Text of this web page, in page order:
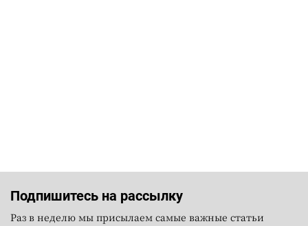
Подпишитесь на рассылку
Раз в неделю мы присылаем самые важные статьи